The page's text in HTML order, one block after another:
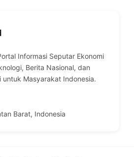
Informasi Seputar Ekonomi
Berita Nasional, dan
untuk Masyarakat Indonesia.
Barat, Indonesia